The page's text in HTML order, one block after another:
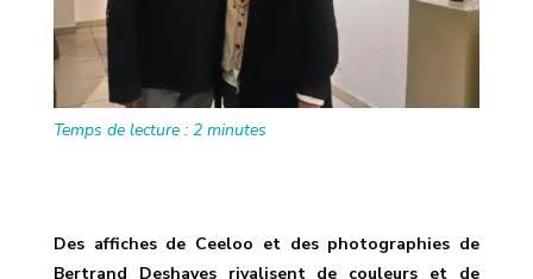
Temps de lecture : 2 minutes
Des affiches de Ceeloo et des photographies de
Bertrand Deshayes rivalisent de couleurs et de